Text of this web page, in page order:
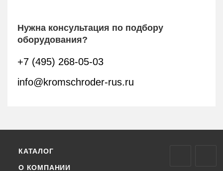
Нужна консультация по подбору
оборудования?
+7 (495) 268-05-03
info@kromschroder-rus.ru
КАТАЛОГ
О КОМПАНИИ